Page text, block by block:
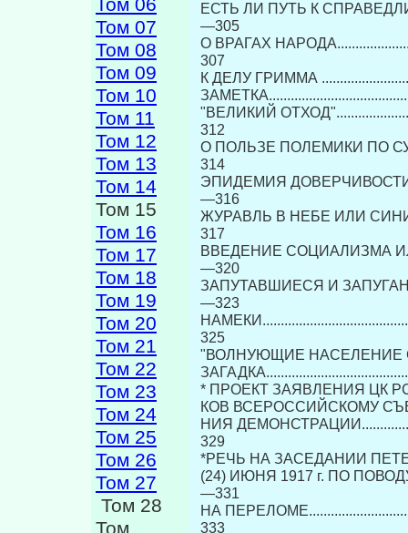
Том 06
Том 07
Том 08
Том 09
Том 10
Том 11
Том 12
Том 13
Том 14
Том 15
Том 16
Том 17
Том 18
Том 19
Том 20
Том 21
Том 22
Том 23
Том 24
Том 25
Том 26
Том 27
Том 28
Том
ЕСТЬ ЛИ ПУТЬ К
—305
О ВРАГАХ
307
К ДЕЛУ ГРИММА
"ВЕЛИКИЙ
312
О ПОЛЬЗЕ ПОЛЕМИКИ ПО
314
ЭПИДЕМИЯ
—316
ЖУРАВЛЬ В НЕБЕ ИЛИ
317
ВВЕДЕНИЕ СОЦИАЛИЗМА
—320
ЗАПУТАВШИЕСЯ И
—323
325
"ВОЛНУЮЩИЕ НАСЕЛЕНИЕ
* ПРОЕКТ ЗАЯВЛЕНИЯ ЦК
КОВ ВСЕРОССИЙСКОМУ
НИЯ
329
*РЕЧЬ НА ЗАСЕДАНИИ
(24) ИЮНЯ 1917 г. ПО
—331
НА
333